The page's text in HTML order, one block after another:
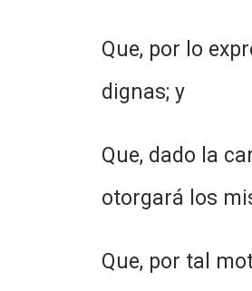
Que, por lo
dignas; y
Que, dado la
otorgará los
Que, por tal